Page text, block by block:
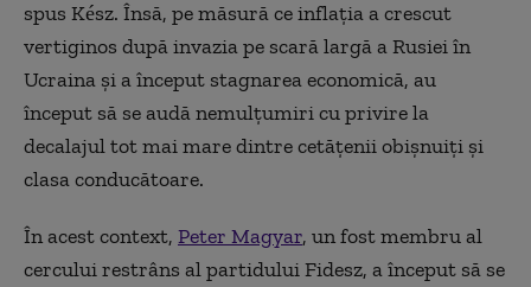
spus Kész. Însă, pe măsură ce inflația a crescut
vertiginos după invazia pe scară largă a Rusiei în
Ucraina și a început stagnarea economică, au
început să se audă nemulțumiri cu privire la
decalajul tot mai mare dintre cetățenii obișnuiți și
clasa conducătoare.
În acest context, Peter Magyar, un fost membru al
cercului restrâns al partidului Fidesz, a început să se